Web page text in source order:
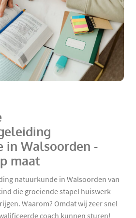
in Walsoorden -
maat
natuurkunde in Walsoorden van
die groeiende stapel huiswerk
Waarom? Omdat wij zeer snel
coach kunnen sturen!